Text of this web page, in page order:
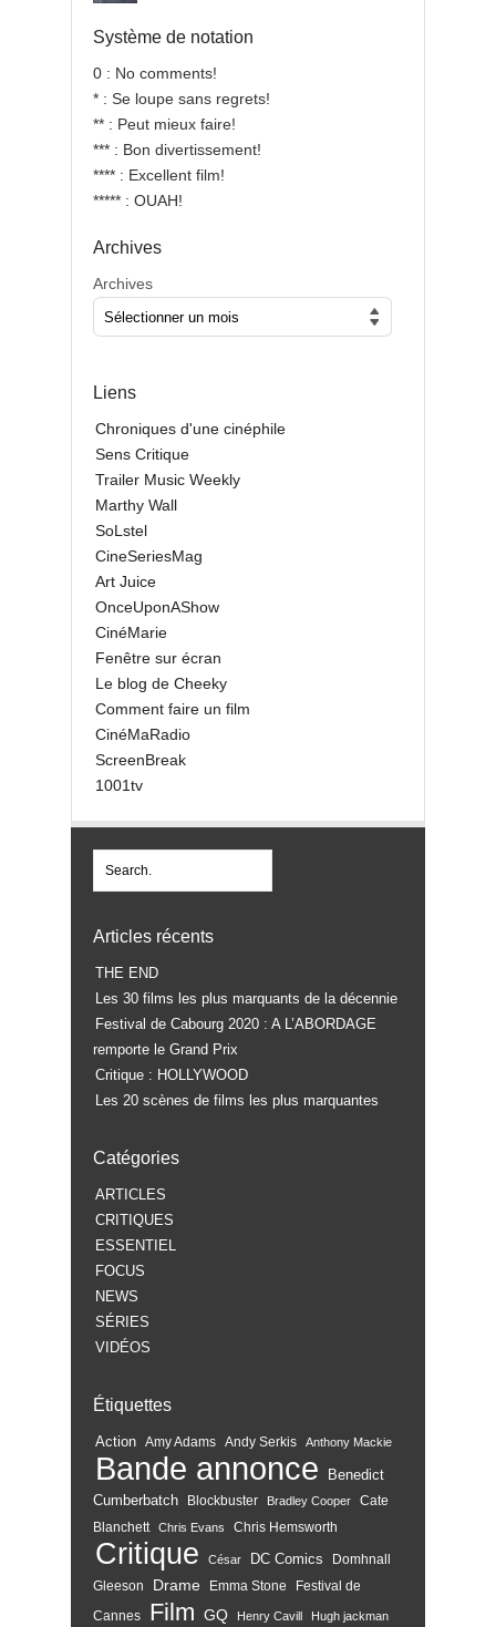
Système de notation
0 : No comments!
* : Se loupe sans regrets!
** : Peut mieux faire!
*** : Bon divertissement!
**** : Excellent film!
***** : OUAH!
Archives
Archives
Liens
Chroniques d'une cinéphile
Sens Critique
Trailer Music Weekly
Marthy Wall
SoLstel
CineSeriesMag
Art Juice
OnceUponAShow
CinéMarie
Fenêtre sur écran
Le blog de Cheeky
Comment faire un film
CinéMaRadio
ScreenBreak
1001tv
Articles récents
THE END
Les 30 films les plus marquants de la décennie
Festival de Cabourg 2020 : A L’ABORDAGE
remporte le Grand Prix
Critique : HOLLYWOOD
Les 20 scènes de films les plus marquantes
Catégories
ARTICLES
CRITIQUES
ESSENTIEL
FOCUS
NEWS
SÉRIES
VIDÉOS
Étiquettes
Action Amy Adams Andy Serkis Anthony Mackie
Bande annonce
Benedict
Cumberbatch
Blockbuster Bradley Cooper
Cate
Blanchett
Chris Evans Chris Hemsworth
Critique César DC Comics
Domhnall
Gleeson
Drame Emma Stone
Festival de
Cannes
Film GQ Henry Cavill Hugh jackman